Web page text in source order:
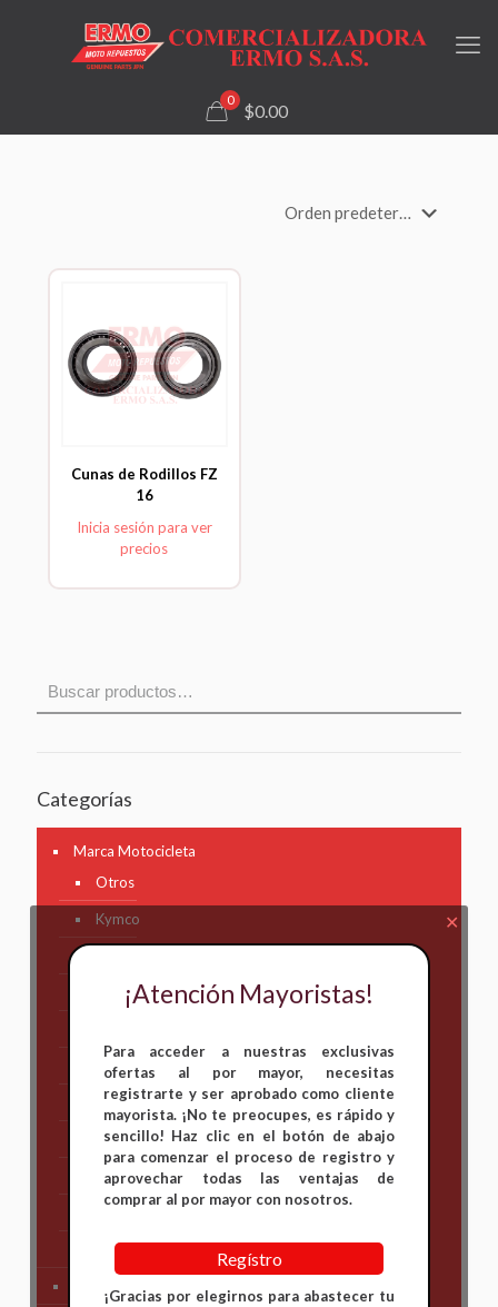
0
$0.00
Cunas de Rodillos FZ
16
Inicia sesión para ver
precios
Categorías
Marca Motocicleta
Otros
Kymco
Honda
KAWASAKI
KTM
Suzuki
Yamaha
Tren Delantero
✕
¡Atención Mayoristas!
Para acceder a nuestras exclusivas
ofertas al por mayor, necesitas
registrarte y ser aprobado como cliente
mayorista. ¡No te preocupes, es rápido y
sencillo! Haz clic en el botón de abajo
para comenzar el proceso de registro y
aprovechar todas las ventajas de
comprar al por mayor con nosotros.
Regístro
¡Gracias por elegirnos para abastecer tu